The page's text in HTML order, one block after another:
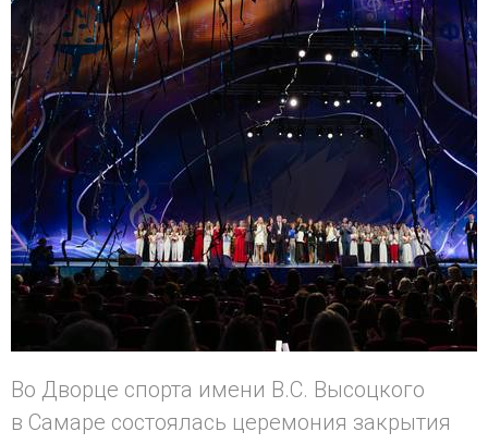
Во Дворце спорта имени В.С. Высоцкого
в Самаре состоялась церемония закрытия